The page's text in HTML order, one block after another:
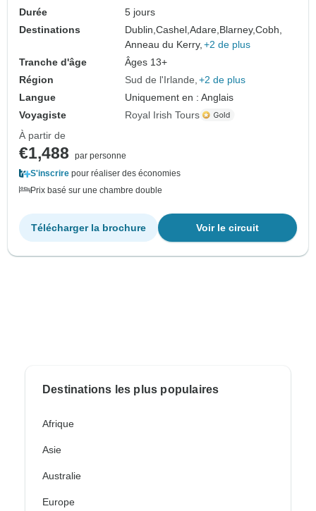
Durée
5 jours
Destinations
Dublin,Cashel,Adare, Blarney,Cobh,
Anneau du Kerry, +2 de plus
Tranche d'âge
Âges 13+
Région
Sud de l'Irlande +2 de plus
Langue
Uniquement en : Anglais
Voyagiste
Royal Irish Tours
À partir de
€1,488
par personne
S'inscrire pour réaliser des économies
Prix basé sur une chambre double
Voir le circuit
Télécharger la brochure
Destinations les plus populaires
Afrique
Asie
Australie
Europe